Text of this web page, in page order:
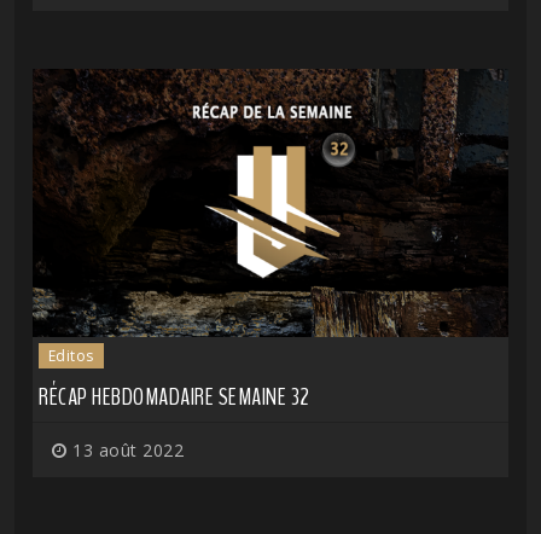
Editos
RÉCAP HEBDOMADAIRE SEMAINE 32
13 août 2022